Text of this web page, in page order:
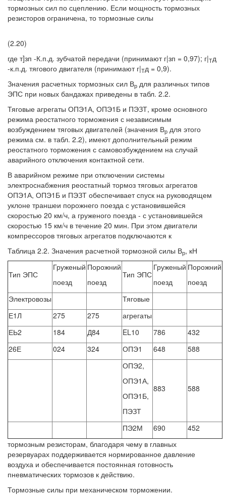
тормозных сил по сцеплению. Если мощность тормозных
резисторов ограничена, то тормозные силы
(2.20)
где т]зп -К.п.д. зубчатой передачи (принимают г|зп = 0,97); г|Тд
-к.п.д. тягового двигателя (принимают г|Тд = 0,9).
Значения расчетных тормозных сил Вр для различных типов
ЭПС при новых бандажах приведены в табл. 2.2.
Тяговые агрегаты ОПЭ1А, ОПЭ1Б и ПЭЗТ, кроме основного
режима реостатного торможения с независимым
возбуждением тяговых двигателей (значения Вр для этого
режима см. в табл. 2.2), имеют дополнительный режим
реостатного торможения с самовозбуждением на случай
аварийного отключения контактной сети.
В аварийном режиме при отключении системы
электроснабжения реостатный тормоз тяговых агрегатов
ОПЭ1А, ОПЭ1Б и ПЭЗТ обеспечивает спуск на руководящем
уклоне траншеи порожнего поезда с установившейся
скоростью 20 км/ч, а груженого поезда - с установившейся
скоростью 15 км/ч в течение 20 мин. При этом двигатели
компрессоров тяговых агрегатов подключаются к
Таблица 2.2. Значения расчетной тормозной силы Вр, кН
Тип ЭПС
Груженый
поезд
Порожний
поезд
Тип ЭПС
Груженый
поезд
Порожний
поезд
Электровозы
Тяговые
Е1Л
275 275
агрегаты
ЕЬ2
184 Д84 EL10 786
432
26Е
024 324 ОПЭ1 648
588
ОПЭ2,
ОПЭ1А,
ОПЭ1Б,
ПЭЗТ
883 588
ПЭ2М 690
452
тормозным резисторам, благодаря чему в главных
резервуарах поддерживается нормированное давление
воздуха и обеспечивается постоянная готовность
пневматических тормозов к действию.
Тормозные силы при механическом торможении.